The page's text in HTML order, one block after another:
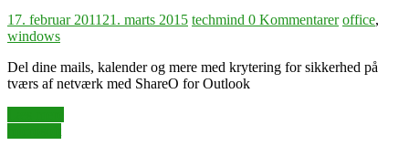
17. februar 2011 21. marts 2015 techmind 0 Kommentarer office,
windows
Del dine mails, kalender og mere med krytering for sikkerhed på
tværs af netværk med ShareO for Outlook